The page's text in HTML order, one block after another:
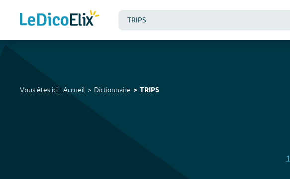
Vous êtes ici : Accueil Dictionnaire TRIPS
1